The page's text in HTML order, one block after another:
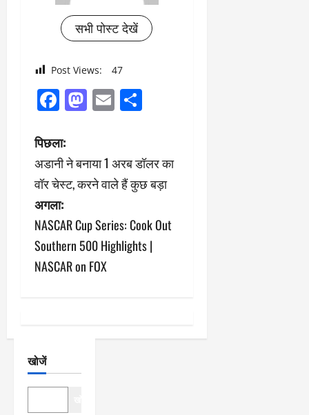
सभी पोस्ट देखें
Post Views: 47
Facebook
Mastodon
Email
पो
स्ट
ने
वि
गे
पिछला:
अडानी ने बनाया 1 अरब डॉलर का
वॉर चेस्ट, करने वाले हैं कुछ बड़ा
अगला:
NASCAR Cup Series: Cook Out
Southern 500 Highlights |
NASCAR on FOX
खोजें